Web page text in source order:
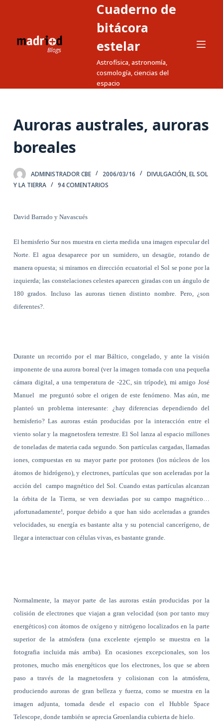
a
o
n
n
o
Cuaderno de
bitácora
estelar
Astrofísica, astronomía,
cosmología, ciencias del
espacio
Auroras australes, auroras
boreales
ADMINISTRADOR CBE 2006/03/16 DIVULGACIÓN,EL SOL
Y LA TIERRA
94 COMENTARIOS
David Barrado y Navascués
El hemisferio Sur nos muestra en cierta medida una imagen especular del
Norte. El agua desaparece por un sumidero, un desagüe, rotando de
manera opuesta; si miramos en dirección ecuatorial el Sol se pone por la
izquierda; las constelaciones celestes aparecen giradas con un ángulo de
180 grados. Incluso las auroras tienen distinto nombre. Pero, ¿son
diferentes?.
Durante un recorrido por el mar Báltico, congelado, y ante la visión
imponente de una aurora boreal (ver la imagen tomada con una pequeña
cámara digital, a una temperatura de -22C, sin trípode), mi amigo José
Manuel me preguntó sobre el origen de este fenómeno. Mas aún, me
planteó un problema interesante: ¿hay diferencias dependiendo del
hemisferio? Las auroras están producidas por la interacción entre el
viento solar y la magnetosfera terrestre. El Sol lanza al espacio millones
de toneladas de materia cada segundo. Son partículas cargadas, llamadas
iones, compuestas en su mayor parte por protones (los núcleos de los
átomos de hidrógeno), y electrones, partículas que son aceleradas por la
acción del campo magnético del Sol. Cuando estas partículas alcanzan
la órbita de la Tierra, se ven desviadas por su campo magnético…
¡afortunadamente!, porque debido a que han sido aceleradas a grandes
velocidades, su energía es bastante alta y su potencial cancerígeno, de
llegar a interactuar con células vivas, es bastante grande.
Normalmente, la mayor parte de las auroras están producidas por la
colisión de electrones que viajan a gran velocidad (son por tanto muy
energéticos) con átomos de oxígeno y nitrógeno localizados en la parte
superior de la atmósfera (una excelente ejemplo se muestra en la
fotografia incluida más arriba). En ocasiones excepcionales, son los
protones, mucho más energéticos que los electrones, los que se abren
paso a través de la magnetosfera y colisionan con la atmósfera,
produciendo auroras de gran belleza y fuerza, como se muestra en la
imagen adjunta, tomada desde el espacio con el Hubble Space
Telescope, donde también se aprecia Groenlandia cubierta de hielo.